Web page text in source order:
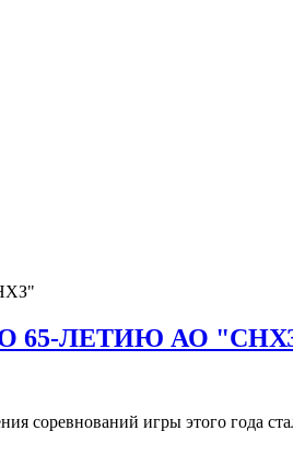
65-ЛЕТИЮ АО
соревнований игры этого года